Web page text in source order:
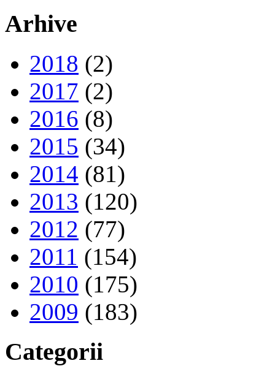
Arhive
2018 (2)
2017 (2)
2016 (8)
2015 (34)
2014 (81)
2013 (120)
2012 (77)
2011 (154)
2010 (175)
2009 (183)
Categorii